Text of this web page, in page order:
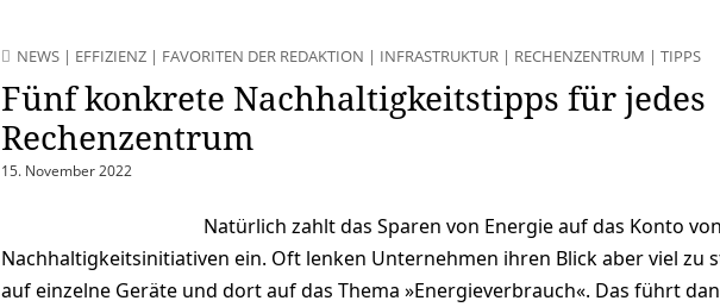
NEWS| EFFIZIENZ| FAVORITEN DER REDAKTION | INFRASTRUKTUR| RECHENZENTRUM | TIPPS
Fünf konkrete Nachhaltigkeitstipps für jedes
Rechenzentrum
15. November 2022
Natürlich zahlt das Sparen von Energie auf das Konto von
Nachhaltigkeitsinitiativen ein. Oft lenken Unternehmen ihren Blick aber viel zu
auf einzelne Geräte und dort auf das Thema »Energieverbrauch«. Das führt